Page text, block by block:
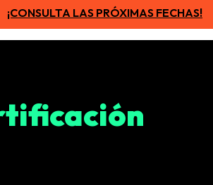
¡CONSULTA LAS PRÓXIMAS FECHAS!